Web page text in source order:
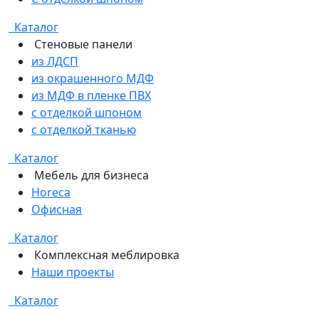
Каталог
Стеновые панели
из ЛДСП
из окрашенного МДФ
из МДФ в пленке ПВХ
с отделкой шпоном
с отделкой тканью
Каталог
Мебель для бизнеса
Horeca
Офисная
Каталог
Комплексная меблировка
Наши проекты
Каталог